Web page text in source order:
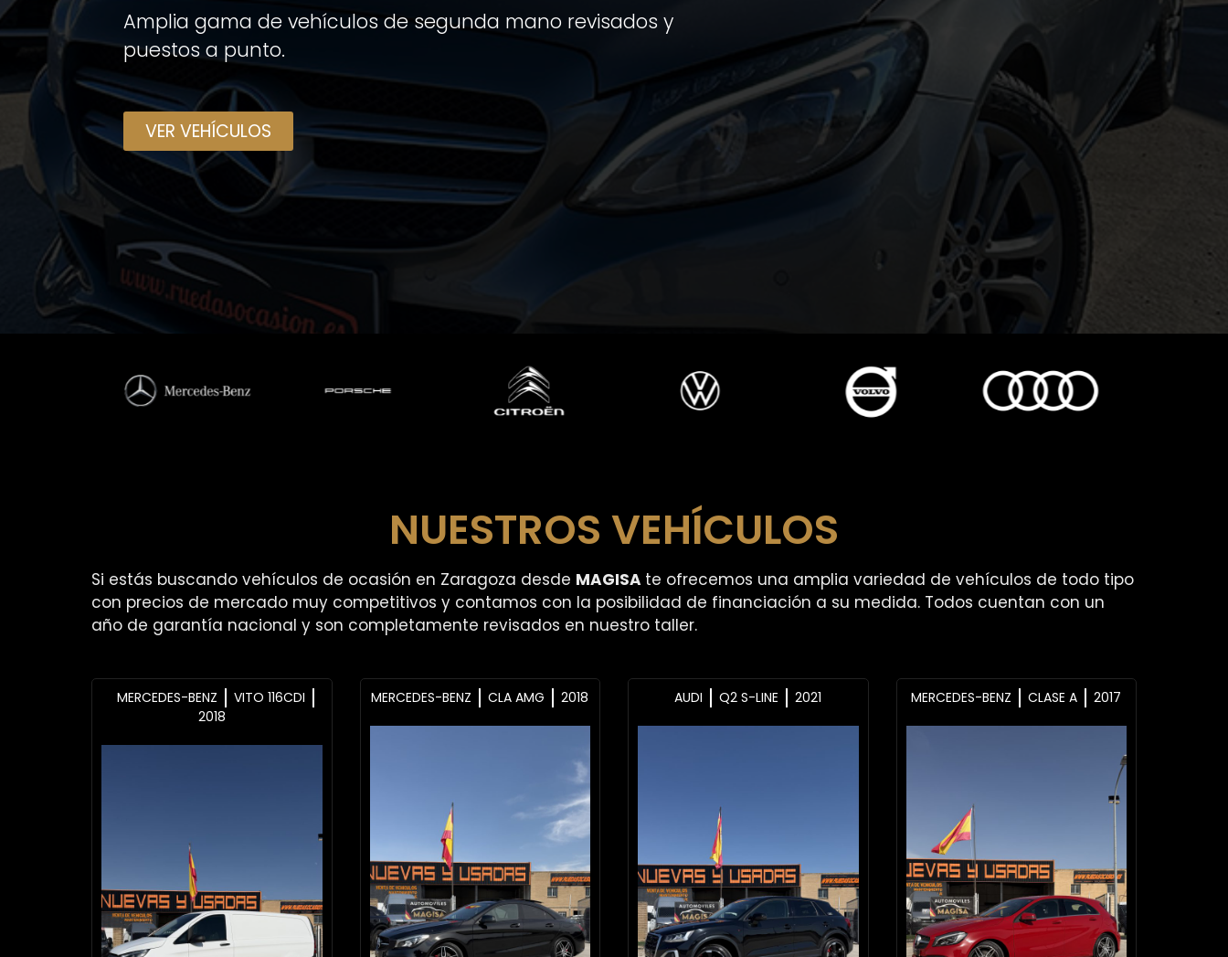
Amplia gama de vehículos de segunda mano revisados y
puestos a punto.
VER VEHÍCULOS
NUESTROS VEHÍCULOS
Si estás buscando vehículos de ocasión en Zaragoza desde MAGISA te ofrecemos una amplia variedad de vehículos de todo tipo
con precios de mercado muy competitivos y contamos con la posibilidad de financiación a su medida. Todos cuentan con un
año de garantía nacional y son completamente revisados en nuestro taller.
MERCEDES-BENZ
VITO 116CDI
2018
MERCEDES-BENZ CLA AMG 2018 AUDI Q2 S-LINE 2021 MERCEDES-BENZ CLASE A 2017